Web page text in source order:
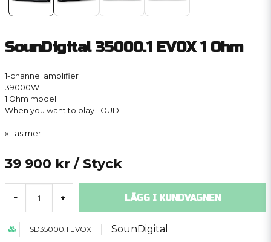
SounDigital 35000.1 EVOX 1 Ohm
1-channel amplifier
39000W
1 Ohm model
When you want to play LOUD!
Läs mer
39 900 kr / Styck
- + LÄGG I KUNDVAGNEN
SD35000.1 EVOX SounDigital